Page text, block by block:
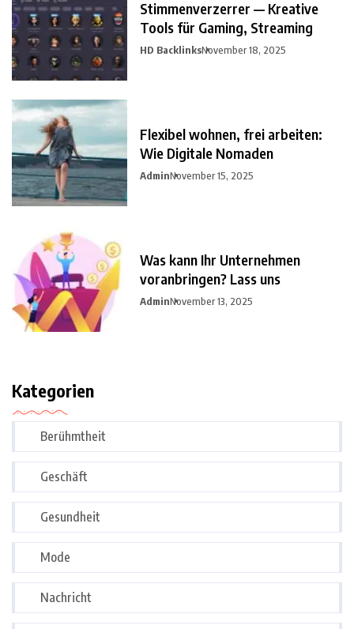
Stimmenverzerrer — Kreative
Tools für Gaming, Streaming
HD BacklinksNovember 18, 2025
Flexibel wohnen, frei arbeiten:
Wie Digitale Nomaden
AdminNovember 15, 2025
Was kann Ihr Unternehmen
voranbringen? Lass uns
AdminNovember 13, 2025
Kategorien
Berühmtheit
Geschäft
Gesundheit
Mode
Nachricht